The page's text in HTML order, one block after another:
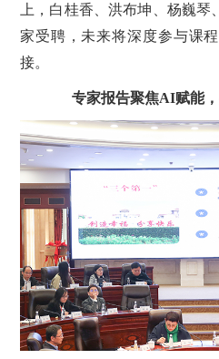
上，白桂香、洪布坤、杨巍
家受聘，未来将深度参与课
接。
专家报告聚焦AI赋能